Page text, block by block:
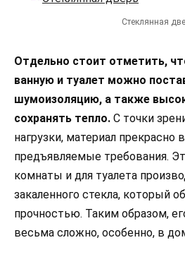
Стеклянная
Отдельно стоит отметить,
ванную и туалет можно
шумоизоляцию, а также
сохранять тепло. С точки
нагрузки, материал
предъявляемые требования.
комнаты и для туалета
закаленного стекла, который
прочностью. Таким образом,
весьма сложно, особенно, в